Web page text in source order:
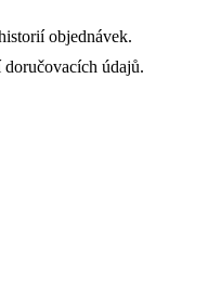
objednávek.
údajů.